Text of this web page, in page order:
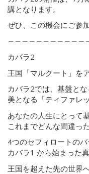
講となります。
ぜひ、この機会にご参
カバラ2
王国「マルクート」を
カバラ2では、基盤と
美となる「ティファレ
あなたの人生にとって
これまでどんな間違っ
4つのセフィロートの
カバラ1 から始まった
王国を超えた先の世界